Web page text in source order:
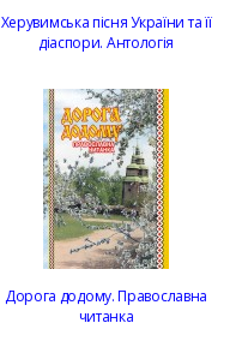
Херувимська пісня України та її
діаспори. Антологія
Дорога додому. Православна
читанка